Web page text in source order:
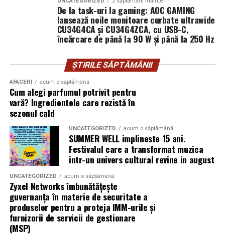
Indiferent de preferințe, sezonul cald este momentul
ideal să experimentezi și să descoperi parfumuri
inspirate din universul parfumeriei de nișă. Iar
de la Oriflame demonstrează că
ingredientele premium, creativitatea și accesibilitatea
pot exista în aceeași sticlă.
(Advertorial)
Beneficiile cooperativelor agricole nu se limiteaza doar
la membrii acestora. Prin investitii, crearea de locuri de
munca si dezvoltarea unor lanturi locale de
aprovizionare, cooperativele contribuie la dezvoltarea
comunitatilor rurale si la mentinerea activitatilor
economice in mediul rural.
In plus, schimbul de experienta dintre membri
favorizeaza adoptarea unor tehnologii moderne si a
unor practici agricole sustenabile, adaptate cerintelor
actuale.
Societatile cooperative agricole reprezinta un partener
valoros pentru fermierii care doresc sa isi dezvolte
afacerea intr-un mod eficient si durabil.
De la task-uri la gaming: AOC GAMING
lansează noile monitoare curbate ultrawide
CU34G4CA și CU34G4ZCA, cu USB-C,
încărcare de până la 90 W și până la 250 Hz
ȘTIRILE SĂPTĂMÂNII
AFACERI acum o săptămână
Cum alegi parfumul potrivit pentru
vară? Ingredientele care rezistă în
sezonul cald
UNCATEGORIZED acum o săptămână
SUMMER WELL implineste 15 ani.
Festivalul care a transformat muzica
intr-un univers cultural revine in august
UNCATEGORIZED acum o săptămână
Zyxel Networks îmbunătățește
guvernanța în materie de securitate a
produselor pentru a proteja IMM-urile și
furnizorii de servicii de gestionare
(MSP)